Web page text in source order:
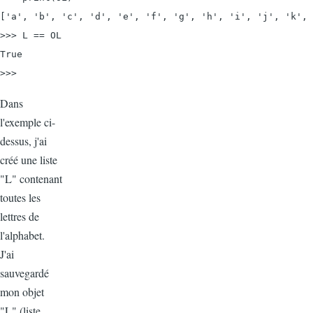
['a', 'b', 'c', 'd', 'e', 'f', 'g', 'h', 'i', 'j', 'k',
>>> L == OL
True
>>>
Dans
l'exemple ci-
dessus, j'ai
créé une liste
"L" contenant
toutes les
lettres de
l'alphabet.
J'ai
sauvegardé
mon objet